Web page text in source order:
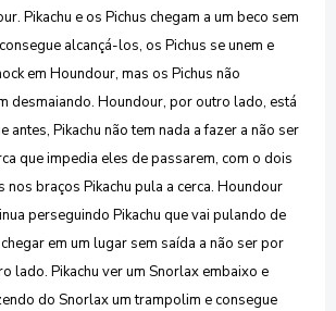
Pikachu e os Pichus chegam a um beco sem
alcançá-los, os Pichus se unem e
em Houndour, mas os Pichus não
desmaiando. Houndour, por outro lado, está
antes, Pikachu não tem nada a fazer a não ser
que impedia eles de passarem, com o dois
nos braços Pikachu pula a cerca. Houndour
perseguindo Pikachu que vai pulando de
em um lugar sem saída a não ser por
lado. Pikachu ver um Snorlax embaixo e
do Snorlax um trampolim e consegue